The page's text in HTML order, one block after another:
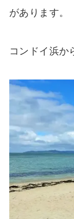
があります。
コンドイ浜か